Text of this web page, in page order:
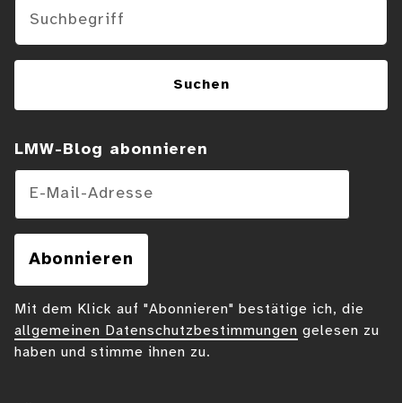
LMW-Blog abonnieren
Mit dem Klick auf "Abonnieren" bestätige ich, die
allgemeinen Datenschutzbestimmungen gelesen zu
haben und stimme ihnen zu.
E-Mail-Adresse
Abonnieren
Suchen